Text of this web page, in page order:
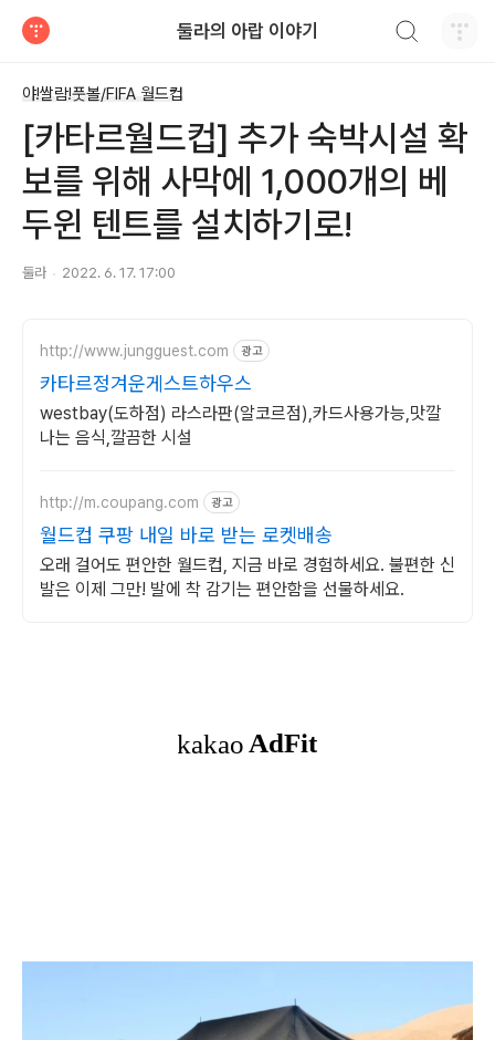
둘라의 아랍 이야기
야!쌀람!풋볼/FIFA 월드컵
[카타르월드컵] 추가 숙박시설 확
보를 위해 사막에 1,000개의 베
두윈 텐트를 설치하기로!
둘라 2022. 6. 17. 17:00
http://www.jungguest.com 광고
카타르정겨운게스트하우스
westbay(도하점) 라스라판(알코르점),카드사용가능,맛깔
나는 음식,깔끔한 시설
http://m.coupang.com 광고
월드컵 쿠팡 내일 바로 받는 로켓배송
오래 걸어도 편안한 월드컵, 지금 바로 경험하세요. 불편한 신
발은 이제 그만! 발에 착 감기는 편안함을 선물하세요.